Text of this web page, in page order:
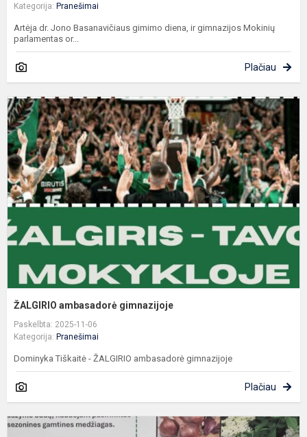
Kategorija: Pranešimai
Artėja dr. Jono Basanavičiaus gimimo diena, ir gimnazijos Mokinių
parlamentas or...
Plačiau
ŽALGIRIO ambasadorė gimnazijoje
Paskelbta: 2025-11-06
Kategorija: Pranešimai
Dominyka Tiškaitė - ŽALGIRIO ambasadorė gimnazijoje
Plačiau